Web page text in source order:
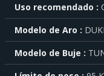
saber
más
sobre
cada
característica
haga
Uso recomendado
Modelo de Aro
Modelo de Buje